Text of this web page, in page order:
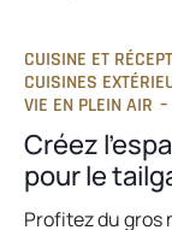
CUISINE ET
CUISINES
VIE EN PLEIN AIR –
Créez
pour le
Profitez du gros